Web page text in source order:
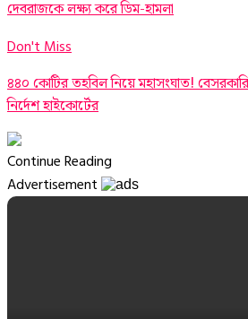
দেবরাজকে লক্ষ্য করে ডিম-হামলা
Don't Miss
৪৪০ কোটির তহবিল নিয়ে মহাসংঘাত!
নির্দেশ হাইকোর্টের
Continue Reading
Advertisement